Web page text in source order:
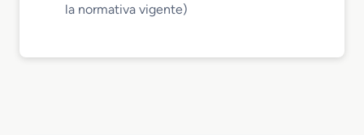
la normativa vigente)